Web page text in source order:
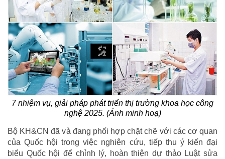
7 nhiệm vụ, giải pháp phát triển thị trường khoa học công
nghệ 2025. (Ảnh minh hoạ)
Bộ KH&CN đã và đang phối hợp chặt chẽ với các cơ quan
của Quốc hội trong việc nghiên cứu, tiếp thu ý kiến đại
biểu Quốc hội để chỉnh lý, hoàn thiện dự thảo Luật sửa